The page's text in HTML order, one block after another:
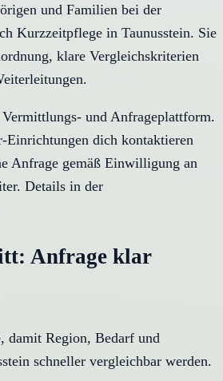
und Familien bei der
Kurzzeitpflege in Taunusstein. Sie
klare Vergleichskriterien
und Anfrageplattform.
Einrichtungen dich kontaktieren
Anfrage gemäß Einwilligung an
Details in der
Anfrage klar
damit Region, Bedarf und
schneller vergleichbar werden.